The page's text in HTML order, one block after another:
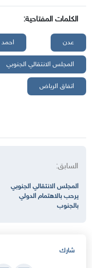
الكلمات المفتاحية:
عدن
المجلس الانتقالي الجنوبي
اتفاق الرياض
السابق:
المجلس الانتقالي الجنوبي
يرحب بالاهتمام الدولي
بالجنوب
شارك